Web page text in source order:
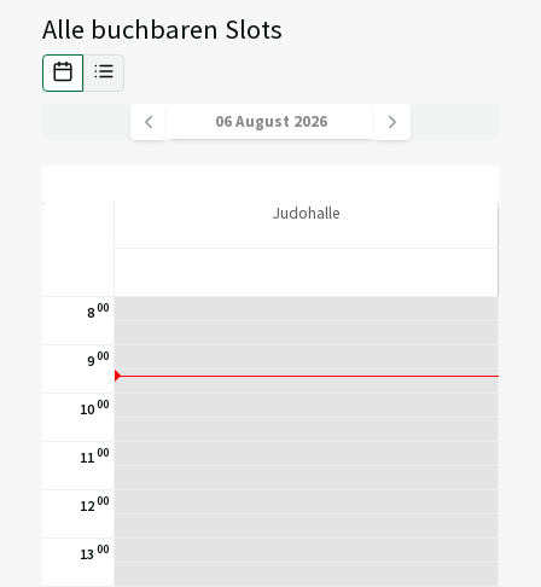
Alle buchbaren Slots
Judohalle
800
900
1000
1100
1200
13 00